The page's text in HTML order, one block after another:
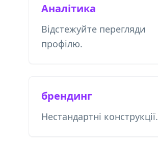
Аналітика
Відстежуйте перегляди
профілю.
брендинг
Нестандартні конструкції.